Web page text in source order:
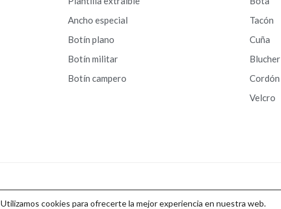
Ancho especial
Botín plano
Botín militar
Botín campero
Tacón
Cuña
Blucher
Cordón
Velcro
Utilizamos cookies para ofrecerte la mejor experiencia en nuestra web.